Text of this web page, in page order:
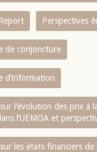
Perspectives
de conjoncture
d‘information
l‘évolution des prix à
l‘UEMOA et
les états financiers de